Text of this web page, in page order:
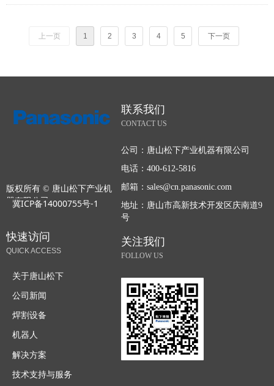
上一页 1 2 3 4 5 下一页
关注我们
FOLLOW US
版权所有 © 唐山松下产业机
器有限公司
冀ICP备14000755号-1
联系我们
CONTACT US
公司： 唐山松下产业机器有限公司
电话：400-612-5816
邮箱：sales@cn.panasonic.com
地址： 唐山市高新技术开发区庆南道9
号
快速访问
QUICK ACCESS
关于唐山松下
公司新闻
焊割设备
机器人
解决方案
技术支持与服务